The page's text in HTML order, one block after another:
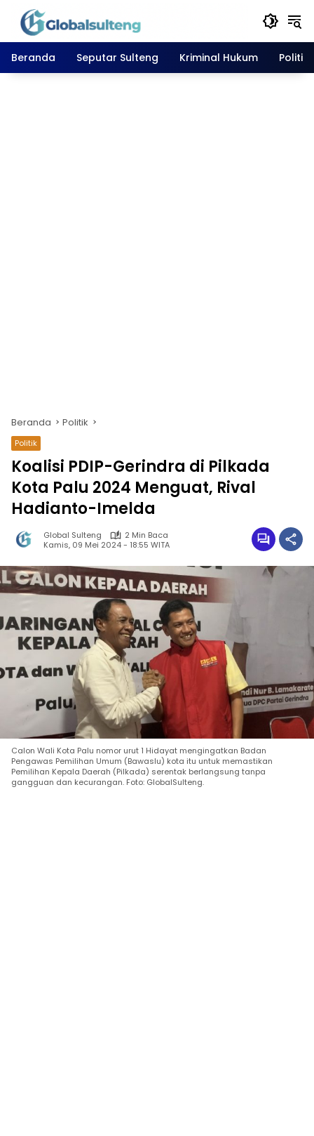
Langsung
konten
Beranda
Seputar Sulteng Kriminal Hukum Politik
Beranda Politik
Politik
Koalisi PDIP-Gerindra di Pilkada
Kota Palu 2024 Menguat, Rival
Hadianto-Imelda
Global Sulteng
2 Min Baca
Kamis, 09 Mei 2024 - 18:55 WITA
Calon Wali Kota Palu nomor urut 1 Hidayat mengingatkan Badan
Pengawas Pemilihan Umum (Bawaslu) kota itu untuk memastikan
Pemilihan Kepala Daerah (Pilkada) serentak berlangsung tanpa
gangguan dan kecurangan. Foto: GlobalSulteng.